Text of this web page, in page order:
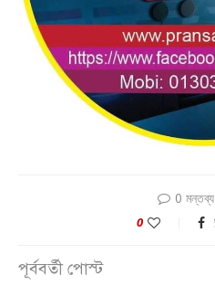
0 মন্তব্য
0
পূর্ববর্তী পোস্ট